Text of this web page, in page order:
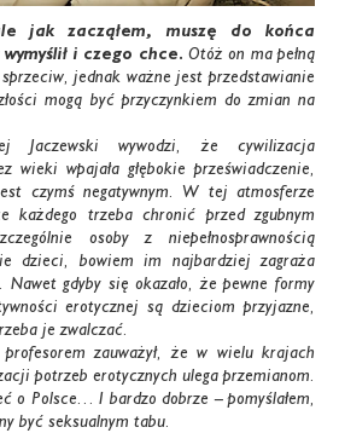
jak zacząłem, muszę do końca
i czego chce. Otóż on ma pełną
jednak ważne jest przedstawianie
mogą być przyczynkiem do zmian na
Jaczewski wywodzi, że cywilizacja
wieki wpajała głębokie przeświadczenie,
czymś negatywnym. W tej atmosferze
każdego trzeba chronić przed zgubnym
osoby z niepełnosprawnością
dzieci, bowiem im najbardziej zagraża
gdyby się okazało, że pewne formy
erotycznej są dzieciom przyjazne,
je zwalczać.
zauważył, że w wielu krajach
potrzeb erotycznych ulega przemianom.
o Polsce… I bardzo dobrze – pomyślałem,
być seksualnym tabu.